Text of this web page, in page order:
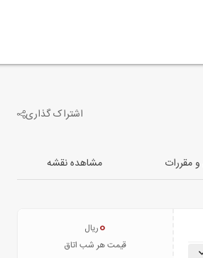
اشتراک گذاری
-4 تصویر دیگر
و مقررات مشاهده نقشه
0ریال
قیمت هر شب اتاق